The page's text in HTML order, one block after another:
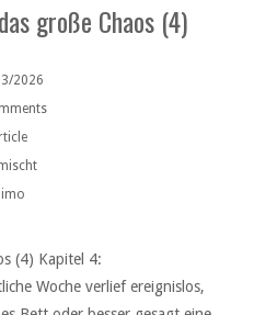
große Chaos (4)
2026
(4) Kapitel 4:
Woche verlief ereignislos,